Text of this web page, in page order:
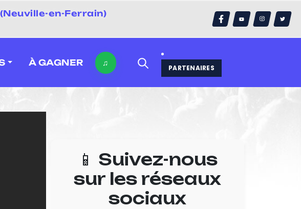
en-Ferrain)
À GAGNER ♫
PARTENAIRES
📱 Suivez-nous
sur les réseaux
sociaux